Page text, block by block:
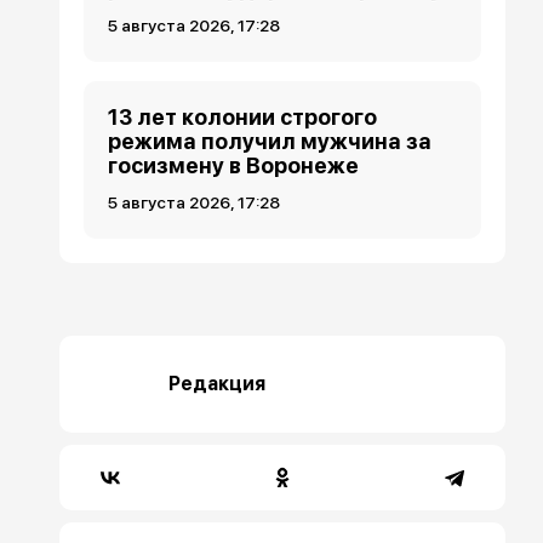
5 августа 2026, 17:28
13 лет колонии строгого
режима получил мужчина за
госизмену в Воронеже
5 августа 2026, 17:28
Редакция